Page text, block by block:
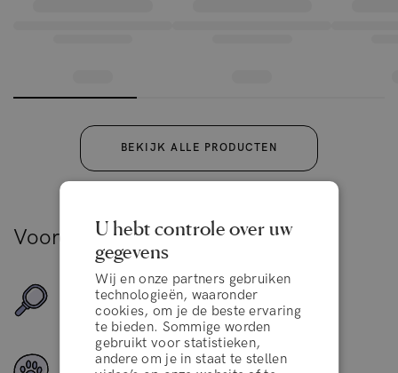
BEKIJK ALLE PRODUCTEN
Voordelen
Geschikt voor alle haartypes
U hebt controle over uw
gegevens
Wij en onze partners gebruiken
technologieën, waaronder
cookies, om je de beste ervaring
te bieden. Sommige worden
gebruikt voor statistieken,
andere om je in staat te stellen